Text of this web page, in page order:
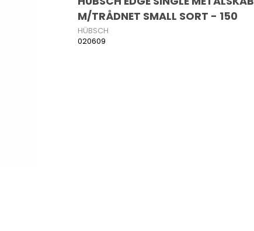
M/TRÅDNET SMALL SORT - 150
HÜBSCH
020609